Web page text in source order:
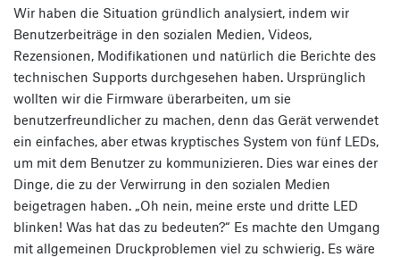
Wir haben die Situation gründlich analysiert, indem wir
Benutzerbeiträge in den sozialen Medien, Videos,
Rezensionen, Modifikationen und natürlich die Berichte des
technischen Supports durchgesehen haben. Ursprünglich
wollten wir die Firmware überarbeiten, um sie
benutzerfreundlicher zu machen, denn das Gerät verwendet
ein einfaches, aber etwas kryptisches System von fünf LEDs,
um mit dem Benutzer zu kommunizieren. Dies war eines der
Dinge, die zu der Verwirrung in den sozialen Medien
beigetragen haben. „Oh nein, meine erste und dritte LED
blinken! Was hat das zu bedeuten?“ Es machte den Umgang
mit allgemeinen Druckproblemen viel zu schwierig. Es wäre